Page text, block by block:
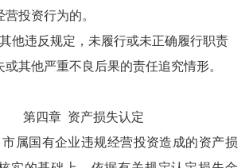
投资行为的。
其他违反规定，未履行或未正确履行职责
其他严重不良后果的责任追究情形。
第四章 资产损失认定
市属国有企业违规经营投资造成的资产损